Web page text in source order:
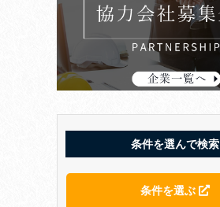
条件を選んで検索
条件を選ぶ